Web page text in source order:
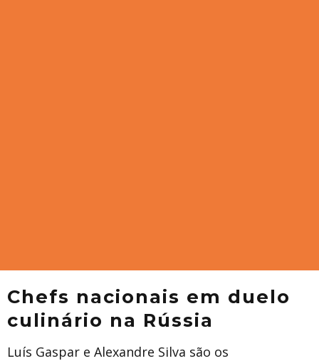
Chefs nacionais em duelo
culinário na Rússia
Luís Gaspar e Alexandre Silva são os